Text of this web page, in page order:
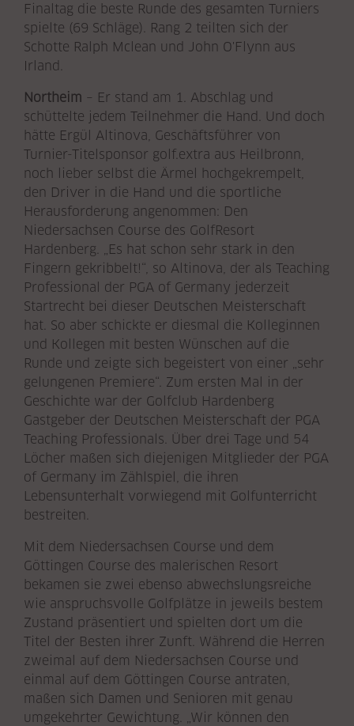
Finaltag die beste Runde des gesamten Turniers
spielte (69 Schläge). Rang 2 teilten sich der
Schotte Ralph Mclean und John O'Flynn aus
Irland.
Northeim – Er stand am 1. Abschlag und
schüttelte jedem Teilnehmer die Hand. Und doch
hätte Ergül Altinova, Geschäftsführer von
Turnier-Titelsponsor golf.extra aus Heilbronn,
noch lieber selbst die Ärmel hochgekrempelt,
den Driver in die Hand und die sportliche
Herausforderung angenommen: Den
Niedersachsen Course des GolfResort
Hardenberg. „Es hat schon sehr stark in den
Fingern gekribbelt!“, so Altinova, der als Teaching
Professional der PGA of Germany jederzeit
Startrecht bei dieser Deutschen Meisterschaft
hat. So aber schickte er diesmal die Kolleginnen
und Kollegen mit besten Wünschen auf die
Runde und zeigte sich begeistert von einer „sehr
gelungenen Premiere“. Zum ersten Mal in der
Geschichte war der Golfclub Hardenberg
Gastgeber der Deutschen Meisterschaft der PGA
Teaching Professionals. Über drei Tage und 54
Löcher maßen sich diejenigen Mitglieder der PGA
of Germany im Zählspiel, die ihren
Lebensunterhalt vorwiegend mit Golfunterricht
bestreiten.
Mit dem Niedersachsen Course und dem
Göttingen Course des malerischen Resort
bekamen sie zwei ebenso abwechslungsreiche
wie anspruchsvolle Golfplätze in jeweils bestem
Zustand präsentiert und spielten dort um die
Titel der Besten ihrer Zunft. Während die Herren
zweimal auf dem Niedersachsen Course und
einmal auf dem Göttingen Course antraten,
maßen sich Damen und Senioren mit genau
umgekehrter Gewichtung. „Wir können den